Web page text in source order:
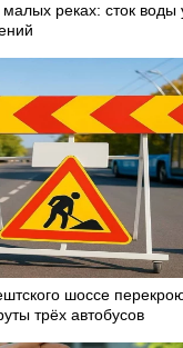
малых реках: сток воды
шоссе
трёх автобусов